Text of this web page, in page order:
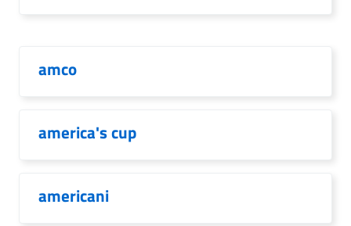
amco
america's cup
americani